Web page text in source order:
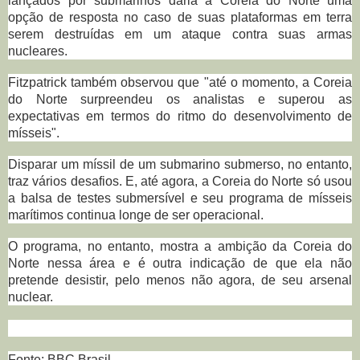
opção de resposta no caso de suas plataformas em terra
serem destruídas em um ataque contra suas armas
nucleares.
Fitzpatrick também observou que "até o momento, a Coreia
do Norte surpreendeu os analistas e superou as
expectativas em termos do ritmo do desenvolvimento de
mísseis".
Disparar um míssil de um submarino submerso, no entanto,
traz vários desafios. E, até agora, a Coreia do Norte só usou
a balsa de testes submersível e seu programa de mísseis
marítimos continua longe de ser operacional.
O programa, no entanto, mostra a ambição da Coreia do
Norte nessa área e é outra indicação de que ela não
pretende desistir, pelo menos não agora, de seu arsenal
nuclear.